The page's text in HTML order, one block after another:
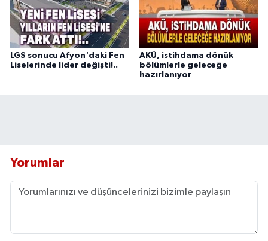
LGS sonucu Afyon'daki Fen
Liselerinde lider değişti!..
AKÜ, istihdama dönük
bölümlerle geleceğe
hazırlanıyor
Yorumlar